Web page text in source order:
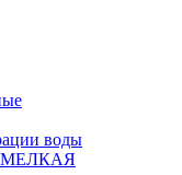
воды
МЕЛКАЯ